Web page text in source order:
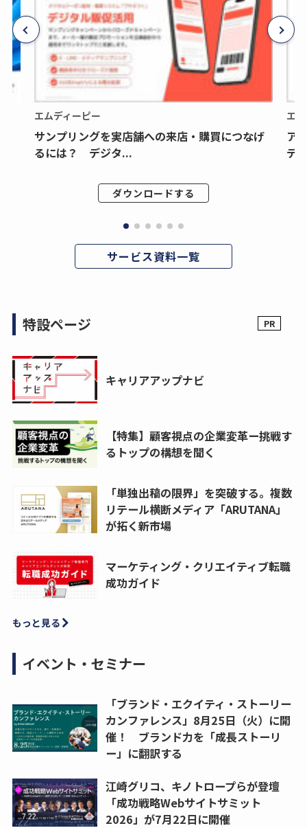
エムディーピー
サンプリングを実店舗への来店・購買につなげ
るには？ デジタ...
ダウンロードする
エ
ア
デ
サービス資料一覧
特設ページ
キャリアアップナビ
【特集】顧客視点の企業変革ー挑戦す
るトップの構想を聞く
「単独出稿の限界」を突破する。複数
リテール横断メディア「ARUTANA」
が拓く新市場
マーケティング・クリエイティブ転職
成功ガイド
もっと見る
イベント・セミナー
「ブランド・エクイティ・ストーリー
カンファレンス」8月25日（火）に開
催！ ブランド力を「成長ストーリ
ー」に翻訳する
江崎グリコ、キノトロープらが登壇
「成功戦略Webサイトサミット
2026」が7月22日に開催